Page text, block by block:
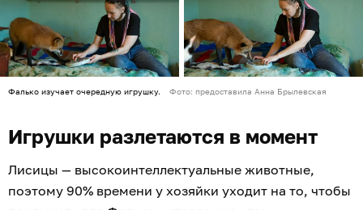
Фалько изучает очередную игрушку. Фото: предоставила Анна Брылевская
Игрушки разлетаются в момент
Лисицы — высокоинтеллектуальные животные,
поэтому 90% времени у хозяйки уходит на то, чтобы